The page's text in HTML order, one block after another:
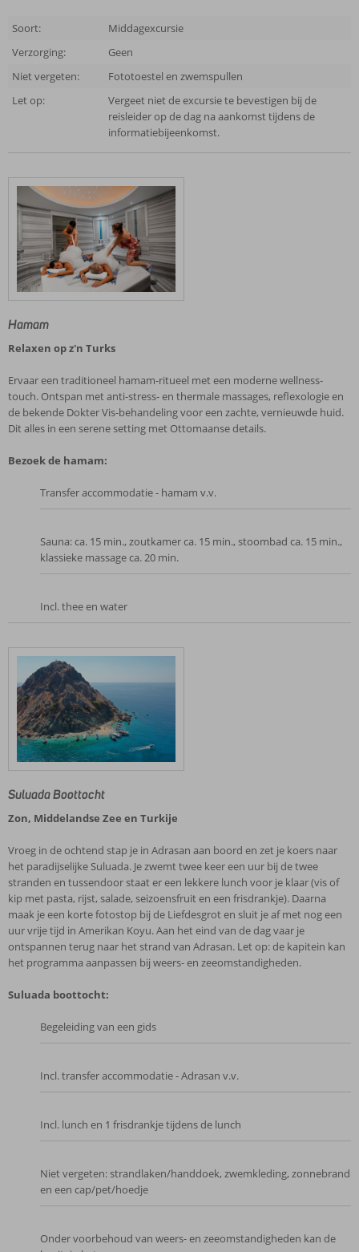
Soort:
Middagexcursie
Verzorging:
Geen
Niet vergeten:
Fototoestel en zwemspullen
Let op:
Vergeet niet de excursie te bevestigen bij de
reisleider op de dag na aankomst tijdens de
informatiebijeenkomst.
Hamam
Relaxen op z'n Turks
Ervaar een traditioneel hamam-ritueel met een moderne wellness-
touch. Ontspan met anti-stress- en thermale massages, reflexologie en
de bekende Dokter Vis-behandeling voor een zachte, vernieuwde huid.
Dit alles in een serene setting met Ottomaanse details.
Bezoek de hamam:
Transfer accommodatie - hamam v.v.
Sauna: ca. 15 min., zoutkamer ca. 15 min., stoombad ca. 15 min.,
klassieke massage ca. 20 min.
Incl. thee en water
Suluada Boottocht
Zon, Middelandse Zee en Turkije
Vroeg in de ochtend stap je in Adrasan aan boord en zet je koers naar
het paradijselijke Suluada. Je zwemt twee keer een uur bij de twee
stranden en tussendoor staat er een lekkere lunch voor je klaar (vis of
kip met pasta, rijst, salade, seizoensfruit en een frisdrankje). Daarna
maak je een korte fotostop bij de Liefdesgrot en sluit je af met nog een
uur vrije tijd in Amerikan Koyu. Aan het eind van de dag vaar je
ontspannen terug naar het strand van Adrasan. Let op: de kapitein kan
het programma aanpassen bij weers- en zeeomstandigheden.
Suluada boottocht:
Begeleiding van een gids
Incl. transfer accommodatie - Adrasan v.v.
Incl. lunch en 1 frisdrankje tijdens de lunch
Niet vergeten: strandlaken/handdoek, zwemkleding, zonnebrand
en een cap/pet/hoedje
Onder voorbehoud van weers- en zeeomstandigheden kan de